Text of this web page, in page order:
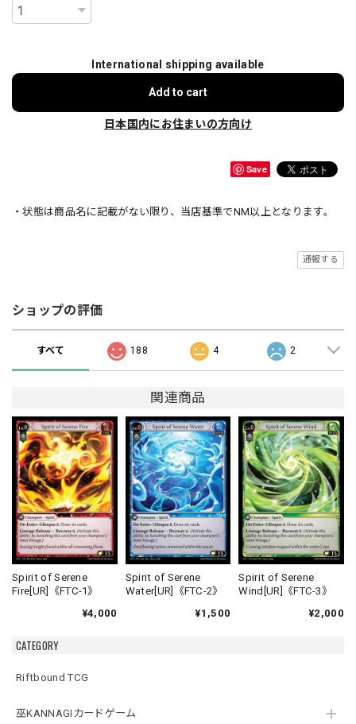
CATEGORY
Riftbound TCG
巫KANNAGIカードゲーム
International shipping available
Add to cart
日本国内にお住まいの方向け
Save
・状態は商品名に記載がない限り、当店基準でNM以上となります。
通報する
ショップの評価
すべて 188 4 2
関連商品
Spirit of Serene
Fire[UR]《FTC-1》
¥4,000
Spirit of Serene
Water[UR]《FTC-2》
¥1,500
Spirit of Serene
Wind[UR]《FTC-3》
¥2,000